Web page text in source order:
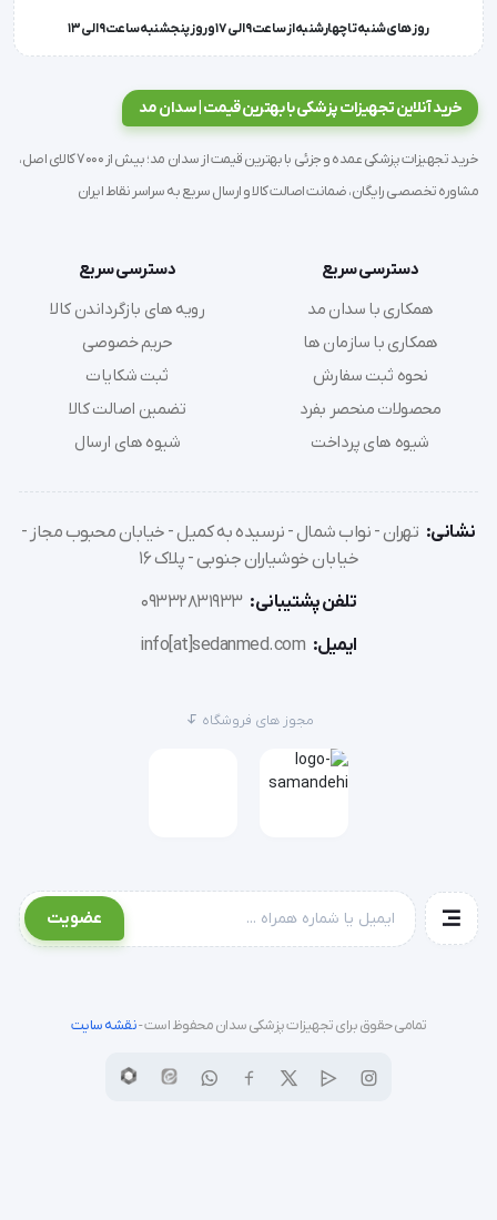
روز های شنبه تا چهارشنبه از ساعت 9 الی 17 و روز پنجشنبه ساعت 9 الی 13
خرید آنلاین تجهیزات پزشکی با بهترین قیمت | سدان مد
خرید تجهیزات پزشکی عمده و جزئی با بهترین قیمت از سدان مد؛ بیش از 7000 کالای اصل،
مشاوره تخصصی رایگان، ضمانت اصالت کالا و ارسال سریع به سراسر نقاط ایران
دسترسی سریع
همکاری با سدان مد
همکاری با سازمان ها
نحوه ثبت سفارش
محصولات منحصر بفرد
شیوه های پرداخت
دسترسی سریع
رویه های بازگرداندن کالا
حریم خصوصی
ثبت شکایات
تضمین اصالت کالا
شیوه های ارسال
نشانی: تهران - نواب شمال - نرسیده به کمیل - خیابان محبوب مجاز -
خیابان خوشیاران جنوبی - پلاک 16
تلفن پشتیبانی: 09332831933
ایمیل: info[at]sedanmed.com
مجوز های فروشگاه
عضویت
تمامی حقوق برای تجهیزات پزشکی سدان محفوظ است -نقشه سایت